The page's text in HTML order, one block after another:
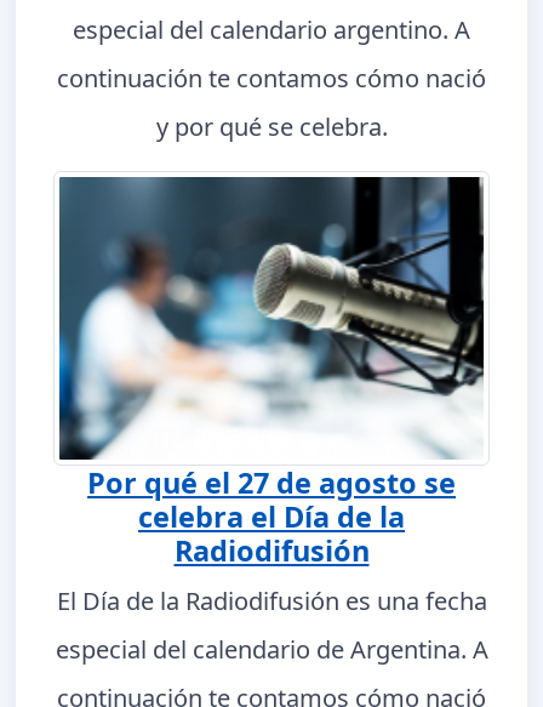
especial del calendario argentino. A
continuación te contamos cómo nació
y por qué se celebra.
Por qué el 27 de agosto se
celebra el Día de la
Radiodifusión
El Día de la Radiodifusión es una fecha
especial del calendario de Argentina. A
continuación te contamos cómo nació